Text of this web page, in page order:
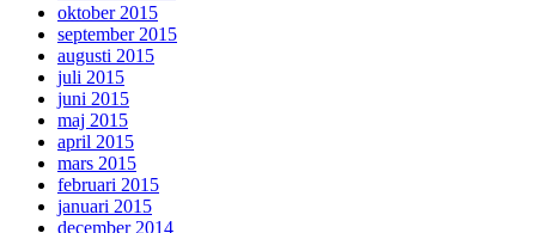
oktober 2015
september 2015
augusti 2015
juli 2015
juni 2015
maj 2015
april 2015
mars 2015
februari 2015
januari 2015
december 2014